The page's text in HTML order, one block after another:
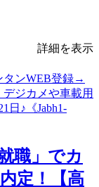
詳細を表示
職」でカ
定！【高